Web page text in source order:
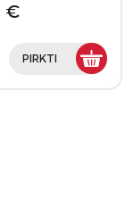
€
PIRKTI